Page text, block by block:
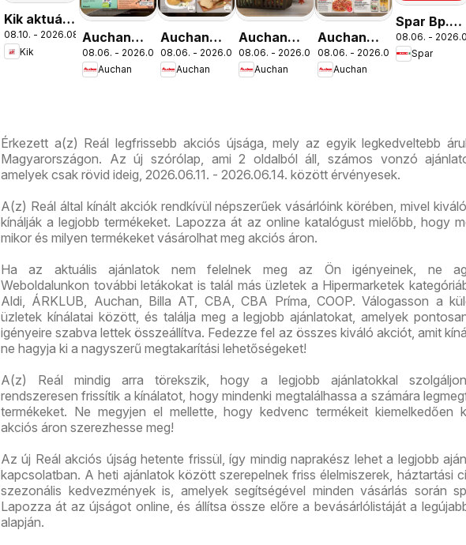
Kik aktuális
akciós
újság
08.10. - 2026.08.16.
Kik
Auchan
Iskolakezdés
ajánlatok
08.06. - 2026.08.19.
Auchan
Auchan
Pékség
ajánlataink
08.06. - 2026.08.12.
Auchan
Auchan
Mennyiségi
kedvezmény
08.06. - 2026.08.19.
Auchan
Auchan
Szupermarket
akciós
08.06. - 2026.08.12.
Auchan
Spar Bp.
XIII.
Országbíró
08.06. -
Spar
Érkezett a(z) Reál legfrissebb akciós újsága, mely az egyik legkedveltebb
Magyarországon. Az új szórólap, ami 2 oldalból áll, számos vonzó
amelyek csak rövid ideig, 2026.06.11. - 2026.06.14. között érvényesek.
A(z) Reál által kínált akciók rendkívül népszerűek vásárlóink körében, mivel
kínálják a legjobb termékeket. Lapozza át az online katalógust mielőbb, hogy
mikor és milyen termékeket vásárolhat meg akciós áron.
Ha az aktuális ajánlatok nem felelnek meg az Ön igényeinek, ne
Weboldalunkon további letákokat is talál más üzletek a Hipermarketek
Aldi, ÁRKLUB, Auchan, Billa AT, CBA, CBA Príma, COOP. Válogasson a
üzletek kínálatai között, és találja meg a legjobb ajánlatokat, amelyek
igényeire szabva lettek összeállítva. Fedezze fel az összes kiváló akciót, amit
ne hagyja ki a nagyszerű megtakarítási lehetőségeket!
A(z) Reál mindig arra törekszik, hogy a legjobb ajánlatokkal
rendszeresen frissítik a kínálatot, hogy mindenki megtalálhassa a számára
termékeket. Ne megyjen el mellette, hogy kedvenc termékeit kiemelkedően
akciós áron szerezhesse meg!
Az új Reál akciós újság hetente frissül, így mindig naprakész lehet a legjobb
kapcsolatban. A heti ajánlatok között szerepelnek friss élelmiszerek, háztartási
szezonális kedvezmények is, amelyek segítségével minden vásárlás során
Lapozza át az újságot online, és állítsa össze előre a bevásárlólistáját a
alapján.